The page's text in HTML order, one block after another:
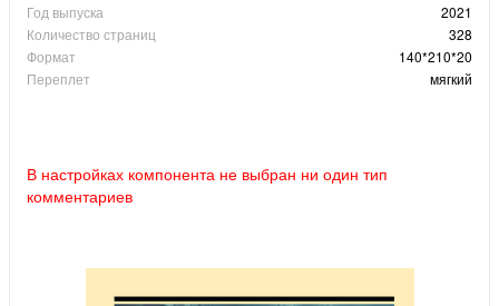
Год выпуска
2021
Количество страниц
328
Формат
140*210*20
Переплет
мягкий
В настройках компонента не выбран ни один тип
комментариев